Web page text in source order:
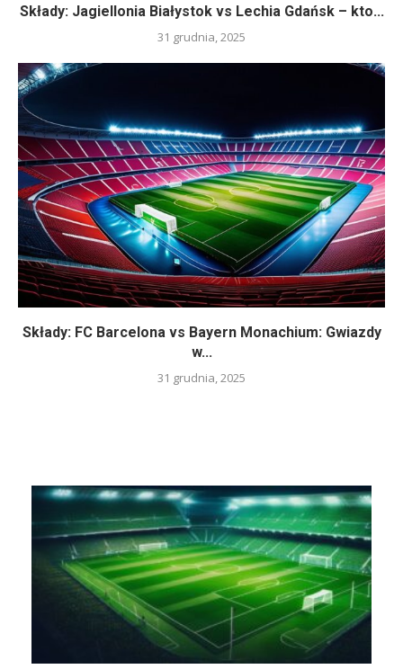
Składy: Jagiellonia Białystok vs Lechia Gdańsk – kto...
31 grudnia, 2025
Składy: FC Barcelona vs Bayern Monachium: Gwiazdy
w...
31 grudnia, 2025